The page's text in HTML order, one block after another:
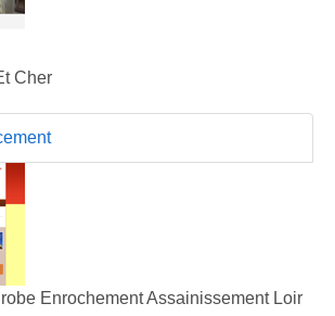
Cher
Enrochement Assainissement Loir